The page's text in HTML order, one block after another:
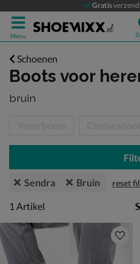
Gratis
Menu
Schoenen
Boots voor
bruin
Sendra Bruin reset
1 artikel
1 Artikel